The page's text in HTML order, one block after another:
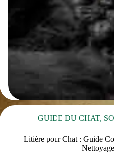
GUIDE DU CHAT,
Litière pour Chat : Guide
Nettoyage